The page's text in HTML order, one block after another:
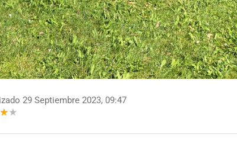
29 Septiembre 2023, 09:47